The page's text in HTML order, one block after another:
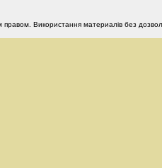
Використання материалів без